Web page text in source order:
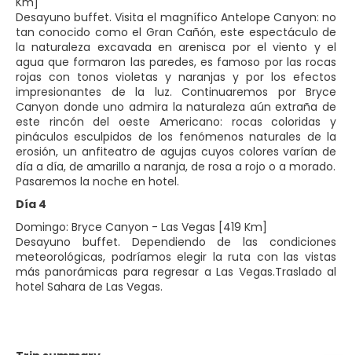
Desayuno buffet. Visita el magnífico Antelope Canyon: no
tan conocido como el Gran Cañón, este espectáculo de
la naturaleza excavada en arenisca por el viento y el
agua que formaron las paredes, es famoso por las rocas
rojas con tonos violetas y naranjas y por los efectos
impresionantes de la luz. Continuaremos por Bryce
Canyon donde uno admira la naturaleza aún extraña de
este rincón del oeste Americano: rocas coloridas y
pináculos esculpidos de los fenómenos naturales de la
erosión, un anfiteatro de agujas cuyos colores varían de
día a día, de amarillo a naranja, de rosa a rojo o a morado.
Pasaremos la noche en hotel.
Día 4
Domingo: Bryce Canyon - Las Vegas [419 Km]
Desayuno buffet. Dependiendo de las condiciones
meteorológicas, podríamos elegir la ruta con las vistas
más panorámicas para regresar a Las Vegas.Traslado al
hotel Sahara de Las Vegas.